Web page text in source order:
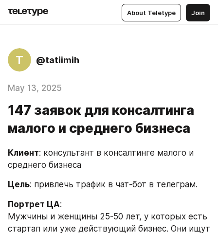
About Teletype Join
T @tatiimih
May 13, 2025
147 заявок для консалтинга
малого и среднего бизнеса
Клиент: консультант в консалтинге малого и
среднего бизнеса
Цель: привлечь трафик в чат-бот в телеграм.
Портрет ЦА:
Мужчины и женщины 25-50 лет, у которых есть
стартап или уже действующий бизнес. Они ищут